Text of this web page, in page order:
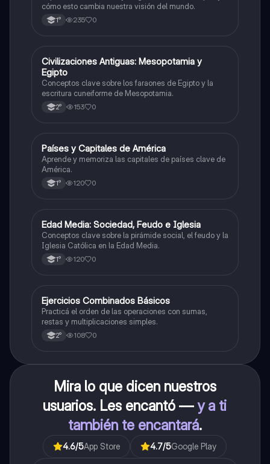
cómo esto cambia nuestra visión del mundo.
1° 235 0
CHistoria
Civilizaciones Antiguas: Mesopotamia y
Egipto
Conceptos clave sobre los faraones de Egipto y la
escritura cuneiforme de Mesopotamia.
2° 153 0
PGeografía
Países y Capitales de América
Aprende y memoriza las capitales de países clave de
América.
1° 120 0
EHistoria
Edad Media: Sociedad, Feudo e Iglesia
Conceptos clave sobre la pirámide social, el feudo y la
Iglesia Católica en la Edad Media.
1° 120 0
EMatemáticas
Ejercicios Combinados Básicos
Practicá el orden de las operaciones con sumas,
restas y multiplicaciones simples.
2° 108 0
Mira lo que dicen nuestros
usuarios. Les encantó —y a ti
también te encantará.
4.6/5App Store 4.7/5Google Play